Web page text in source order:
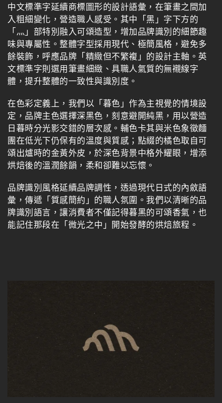
中文標準字延續商標圖形的設計語彙，在筆畫之間加
入粗細變化，營造職人感受。其中「黑」字下方的
「灬」部特別融入可頌造型，增加品牌識別的細節趣
味與專屬性。整體字型採用現代、極簡風格，避免多
餘裝飾，呼應品牌「精緻但不繁複」的設計主軸。英
文標準字則選用筆畫細緻、具職人氣質的無襯線字
體，提升整體的一致性與識別度。
在色彩定義上，我們以「暮色」作為主視覺的情境設
定，品牌主色選擇深黑色，刻意避開純黑，用以營造
日暮時分光影交錯的層次感。輔色卡其與米色象徵麵
團在低光下仍保有的溫度與質感；點綴的橘色取自可
頌出爐時的金黃外皮，於深色背景中格外耀眼，增添
烘焙後的溫潤餘韻，柔和卻難以忘懷。
品牌識別風格延續品牌調性，透過現代日式的內斂語
彙，傳遞「質感簡約」的職人氛圍。我們以清晰的品
牌識別語言，讓消費者不僅記得暮黑的可頌香氣，也
能記住那段在「微光之中」開始發酵的烘焙旅程。